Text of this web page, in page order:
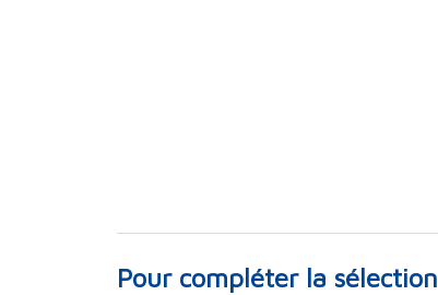
Pour compléter la sélection